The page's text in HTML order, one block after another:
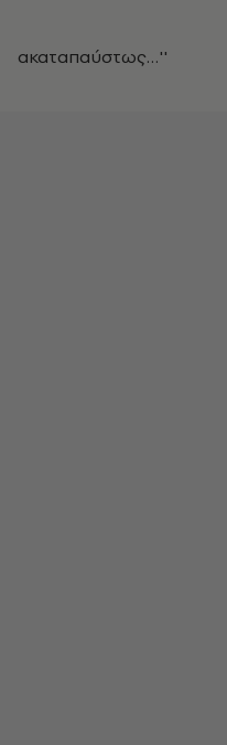
ακαταπαύστως…''